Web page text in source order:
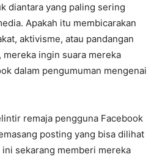
diantara yang paling sering
Apakah itu membicarakan
aktivisme, atau pandangan
ingin suara mereka
dalam pengumuman mengenai
remaja pengguna Facebook
posting yang bisa dilihat
sekarang memberi mereka